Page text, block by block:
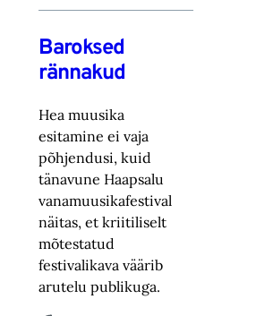
Baroksed
rännakud
Hea muusika
esitamine ei vaja
põhjendusi, kuid
tänavune Haapsalu
vanamuusikafestival
näitas, et kriitiliselt
mõtestatud
festivalikava väärib
arutelu publikuga.